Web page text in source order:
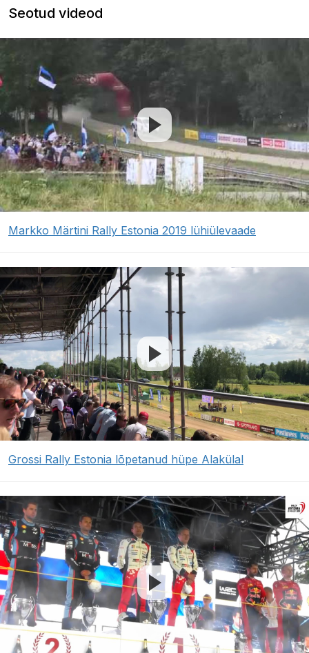
Seotud videod
Markko Märtini Rally Estonia 2019 lühiülevaade
Grossi Rally Estonia lõpetanud hüpe Alakülal